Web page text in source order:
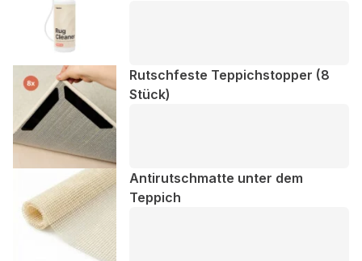
Rutschfeste Teppichstopper (8
Stück)
Antirutschmatte unter dem
Teppich
Meine Einstellungen speichern
Alle akzeptieren